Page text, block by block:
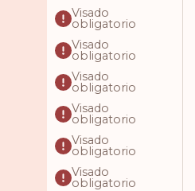
Visado
obligatorio
Visado
obligatorio
Visado
obligatorio
Visado
obligatorio
Visado
obligatorio
Visado
obligatorio